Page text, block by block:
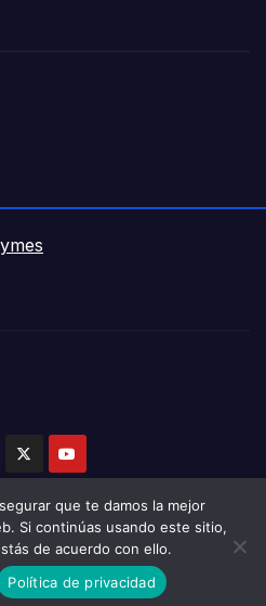
| Tema:NewsupdeThemeansar
que te damos la mejor
Si continúas usando este sitio,
de acuerdo con ello.
Política de privacidad